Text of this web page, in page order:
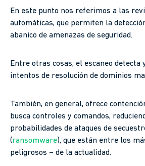
En este punto nos referimos a las
automáticas, que permiten la
abanico de amenazas de seguridad.
Entre otras cosas, el escaneo detecta
intentos de resolución de dominios
También, en general, ofrece
busca controles y comandos,
probabilidades de ataques de
(ransomware), que están entre los
peligrosos – de la actualidad.